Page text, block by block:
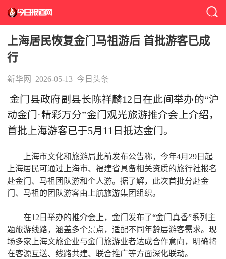
上海居民恢复金门马祖游后 首批游客已成
行
新华网 2026-05-13 今日头条
金门县政府副县长陈祥麟12日在此间举办的“沪
动金门·精彩万分”金门观光旅游推介会上介绍，
首批上海游客已于5月11日抵达金门。
上海市文化和旅游局此前发布公告称，今年4月29日起
上海居民可通过上海市、福建省具备相关资质的旅行社报名
赴金门、马祖团队游和个人游。据了解，此次首批分赴金
门、马祖的团队游客由上航旅游集团组织。
在12日举办的推介会上，金门发布了“金门真香”系列主
题旅游线路，涵盖多个景点，适配不同年龄层游客需求。现
场多家上海文旅企业与金门旅游业者达成合作意向，明确将
在客源互送、线路共建、联合推广等方面深化联动。